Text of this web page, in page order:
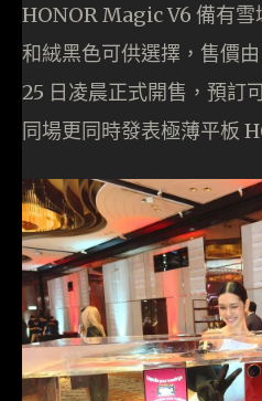
HONOR Magic V6 備有雪
和絨黑色可供選擇，售價
25 日凌晨正式開售，預訂
同場更同時發表極薄平板